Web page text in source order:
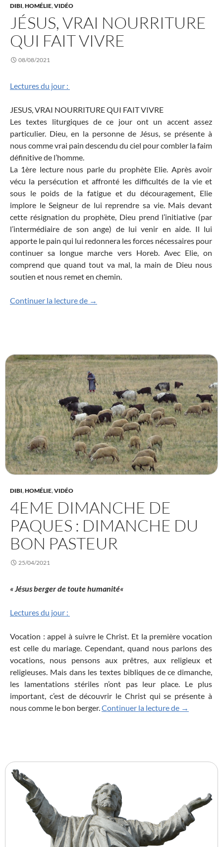
DIBI,HOMÉLIE,VIDÉO
JÉSUS, VRAI NOURRITURE
QUI FAIT VIVRE
08/08/2021
Lectures du jour :
JESUS, VRAI NOURRITURE QUI FAIT VIVRE
Les textes liturgiques de ce jour ont un accent assez
particulier. Dieu, en la personne de Jésus, se présente à
nous comme vrai pain descendu du ciel pour combler la faim
définitive de l’homme.
La 1ère lecture nous parle du prophète Elie. Après avoir
vécu la persécution et affronté les difficultés de la vie et
sous le poids de la fatigue et du découragement, Elie
implore le Seigneur de lui reprendre sa vie. Mais devant
cette résignation du prophète, Dieu prend l’initiative (par
l’intermédiaire de son ange) de lui venir en aide. Il lui
apporte le pain qui lui redonnera les forces nécessaires pour
continuer sa longue marche vers Horeb. Avec Elie, on
comprend que quand tout va mal, la main de Dieu nous
soutien et nous remet en chemin.
Continuer la lecture de Jésus, vrai nourriture qui fait vivre
→
DIBI,HOMÉLIE,VIDÉO
4EME DIMANCHE DE
PAQUES : DIMANCHE DU
BON PASTEUR
25/04/2021
« Jésus berger de toute humanité«
Lectures du jour :
Vocation : appel à suivre le Christ. Et la première vocation
est celle du mariage. Cependant, quand nous parlons des
vocations, nous pensons aux prêtres, aux religieux et
religieuses. Mais dans les textes bibliques de ce dimanche,
les lamentations stériles n’ont pas leur place. Le plus
important, c’est de découvrir le Christ qui se présente à
nous comme le bon berger.Continuer la lecture de 4EME
→